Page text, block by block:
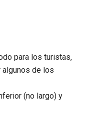
para los turistas,
algunos de los
(no largo) y